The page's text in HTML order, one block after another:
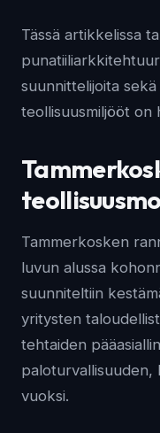
Tässä artikkelissa
suunnittelijoita
teollisuusmiljööt
Tammerkosken
luvun alussa
suunniteltiin
yritysten
tehtaiden
paloturvallisuuden,
vuoksi.